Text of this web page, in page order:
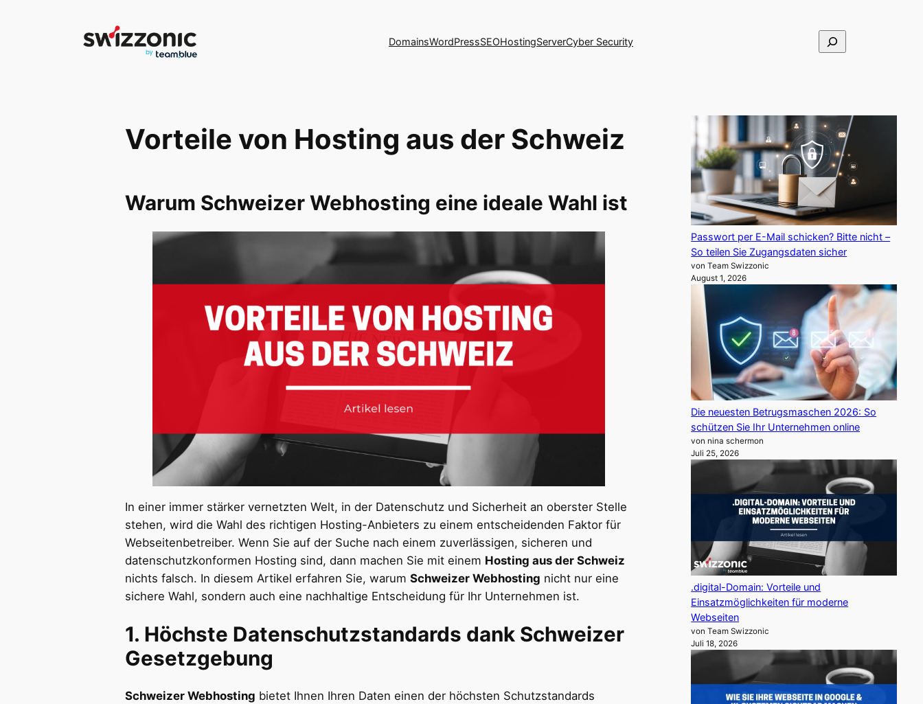
DomainsWordPressSEOHostingServerCyber Security Suchen
Vorteile von Hosting aus der Schweiz
Warum Schweizer Webhosting eine ideale Wahl ist
In einer immer stärker vernetzten Welt, in der Datenschutz und Sicherheit an oberster Stelle
stehen, wird die Wahl des richtigen Hosting-Anbieters zu einem entscheidenden Faktor für
Webseitenbetreiber. Wenn Sie auf der Suche nach einem zuverlässigen, sicheren und
datenschutzkonformen Hosting sind, dann machen Sie mit einem Hosting aus der Schweiz
nichts falsch. In diesem Artikel erfahren Sie, warum Schweizer Webhosting nicht nur eine
sichere Wahl, sondern auch eine nachhaltige Entscheidung für Ihr Unternehmen ist.
1. Höchste Datenschutzstandards dank Schweizer
Gesetzgebung
Schweizer Webhosting bietet Ihnen Ihren Daten einen der höchsten Schutzstandards
Passwort per E-Mail schicken? Bitte nicht –
So teilen Sie Zugangsdaten sicher
von Team Swizzonic
August 1, 2026
Die neuesten Betrugsmaschen 2026: So
schützen Sie Ihr Unternehmen online
von nina schermon
Juli 25, 2026
.digital-Domain: Vorteile und
Einsatzmöglichkeiten für moderne
Webseiten
von Team Swizzonic
Juli 18, 2026